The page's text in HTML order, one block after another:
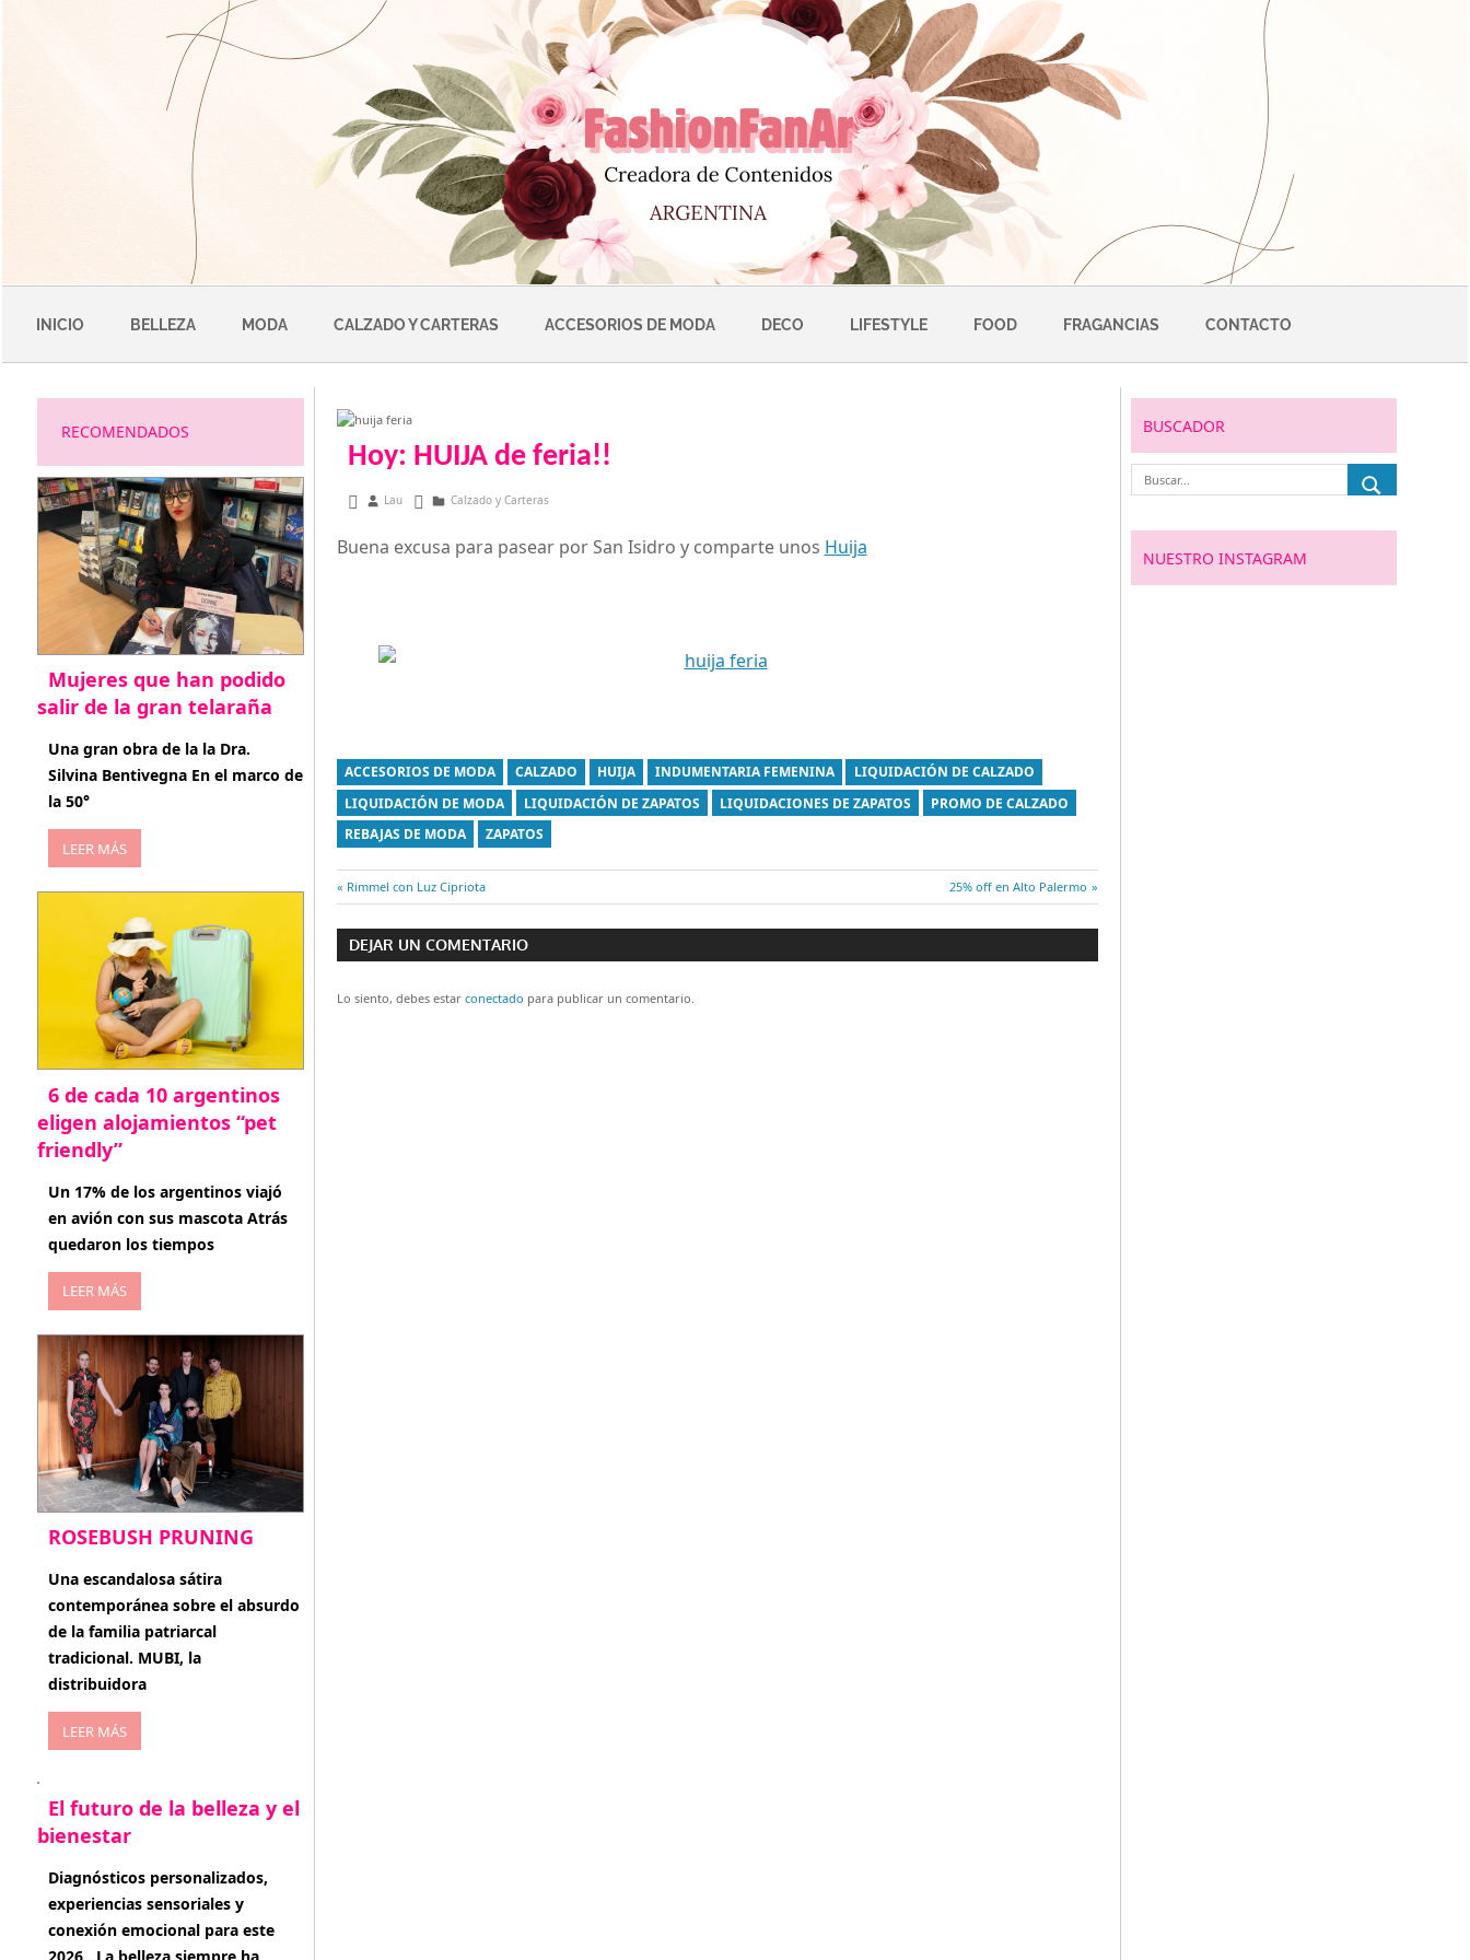
INICIO BELLEZA MODA CALZADO Y CARTERAS ACCESORIOS DE MODA DECO LIFESTYLE FOOD FRAGANCIAS CONTACTO
Hoy: HUIJA de feria!!
marzo 16, 2013
Lau Calzado y Carteras
Buena excusa para pasear por San Isidro y comparte unos Huija
ACCESORIOS DE MODA CALZADO HUIJA INDUMENTARIA FEMENINA
LIQUIDACIÓN DE CALZADO
LIQUIDACIÓN DE MODA
LIQUIDACIÓN DE ZAPATOS LIQUIDACIONES DE ZAPATOS
PROMO DE CALZADO
REBAJAS DE MODA
ZAPATOS
Navegación
de
entradas
Entrada
anterior:
Rimmel con Luz Cipriota
Entrada
siguiente:
25% off en Alto Palermo
DEJAR UN COMENTARIO
Lo siento, debes estar conectado para publicar un comentario.
RECOMENDADOS
Mujeres que han podido
salir de la gran telaraña
abril 29, 2026
Una gran obra de la la Dra.
Silvina Bentivegna En el marco de
la 50°
LEER MÁS
6 de cada 10 argentinos
eligen alojamientos “pet
friendly”
abril 27, 2026
Un 17% de los argentinos viajó
en avión con sus mascota Atrás
quedaron los tiempos
LEER MÁS
ROSEBUSH PRUNING
enero 20, 2026
Una escandalosa sátira
contemporánea sobre el absurdo
de la familia patriarcal
tradicional. MUBI, la
distribuidora
LEER MÁS
El futuro de la belleza y el
bienestar
enero 15, 2026
Diagnósticos personalizados,
experiencias sensoriales y
conexión emocional para este
BUSCADOR
NUESTRO INSTAGRAM